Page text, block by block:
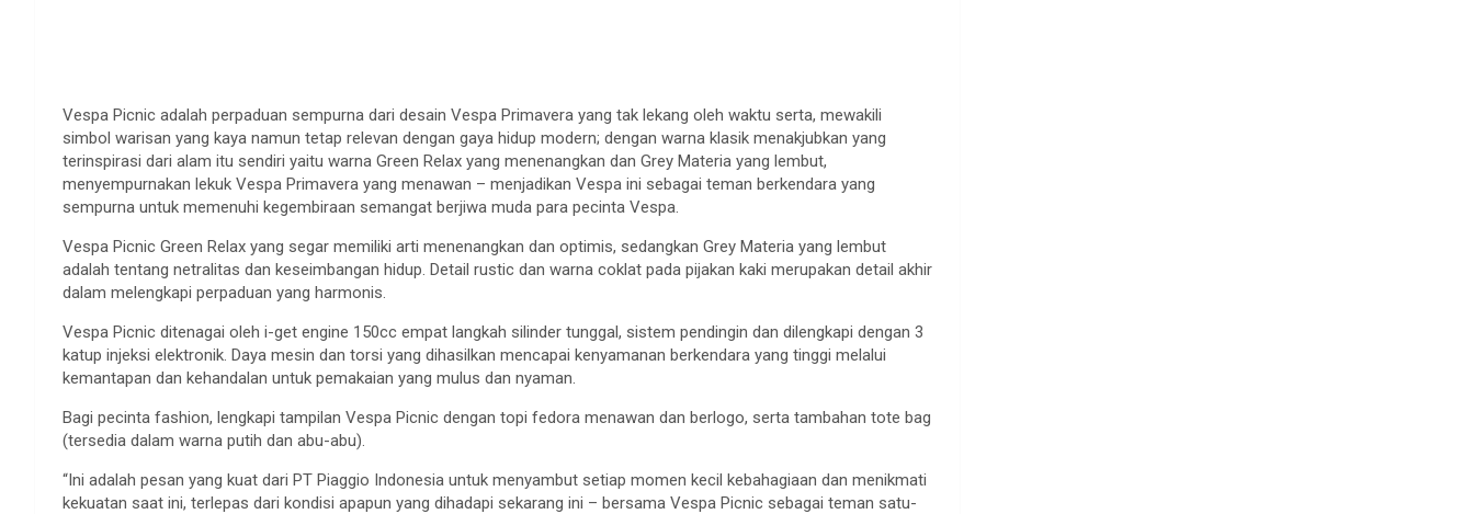
Vespa Picnic adalah perpaduan sempurna dari desain Vespa Primavera yang tak lekang oleh waktu serta, mewakili
simbol warisan yang kaya namun tetap relevan dengan gaya hidup modern; dengan warna klasik menakjubkan yang
terinspirasi dari alam itu sendiri yaitu warna Green Relax yang menenangkan dan Grey Materia yang lembut,
menyempurnakan lekuk Vespa Primavera yang menawan – menjadikan Vespa ini sebagai teman berkendara yang
sempurna untuk memenuhi kegembiraan semangat berjiwa muda para pecinta Vespa.
Vespa Picnic Green Relax yang segar memiliki arti menenangkan dan optimis, sedangkan Grey Materia yang lembut
adalah tentang netralitas dan keseimbangan hidup. Detail rustic dan warna coklat pada pijakan kaki merupakan detail akhir
dalam melengkapi perpaduan yang harmonis.
Vespa Picnic ditenagai oleh i-get engine 150cc empat langkah silinder tunggal, sistem pendingin dan dilengkapi dengan 3
katup injeksi elektronik. Daya mesin dan torsi yang dihasilkan mencapai kenyamanan berkendara yang tinggi melalui
kemantapan dan kehandalan untuk pemakaian yang mulus dan nyaman.
Bagi pecinta fashion, lengkapi tampilan Vespa Picnic dengan topi fedora menawan dan berlogo, serta tambahan tote bag
(tersedia dalam warna putih dan abu-abu).
“Ini adalah pesan yang kuat dari PT Piaggio Indonesia untuk menyambut setiap momen kecil kebahagiaan dan menikmati
kekuatan saat ini, terlepas dari kondisi apapun yang dihadapi sekarang ini – bersama Vespa Picnic sebagai teman satu-